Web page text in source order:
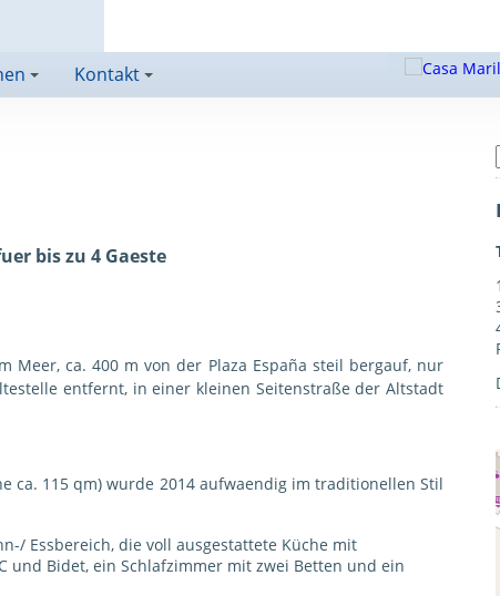
+ +
Kontakt
bis zu 4 Gaeste
Meer, ca. 400 m von der Plaza España steil bergauf, nur
entfernt, in einer kleinen Seitenstraße der Altstadt
ca. 115 qm) wurde 2014 aufwaendig im traditionellen Stil
Essbereich, die voll ausgestattete Küche mit
und Bidet, ein Schlafzimmer mit zwei Betten und ein